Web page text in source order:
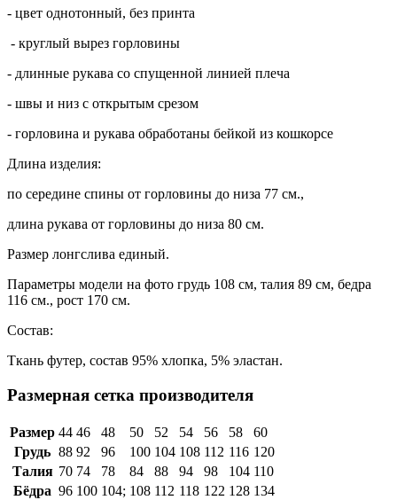
- цвет однотонный, без принта
- круглый вырез горловины
- длинные рукава со спущенной линией плеча
- швы и низ с открытым срезом
- горловина и рукава обработаны бейкой из кошкорсе
Длина изделия:
по середине спины от горловины до низа 77 см.,
длина рукава от горловины до низа 80 см.
Размер лонгслива единый.
Параметры модели на фото грудь 108 см, талия 89 см, бедра
116 см., рост 170 см.
Состав:
Ткань футер, состав 95% хлопка, 5% эластан.
Размерная сетка производителя
Размер 44 46 48 50 52 54 56 58
60
Грудь 88 92 96 100 104 108 112 116 120
Талия 70 74 78 84 88 94 98 104 110
Бёдра 96 100 104; 108 112 118 122 128 134